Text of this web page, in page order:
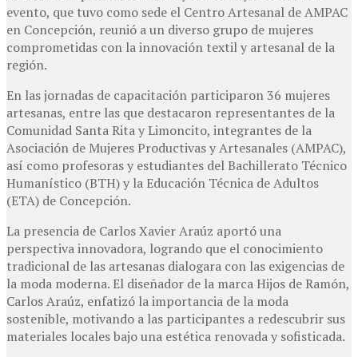
evento, que tuvo como sede el Centro Artesanal de AMPAC
en Concepción, reunió a un diverso grupo de mujeres
comprometidas con la innovación textil y artesanal de la
región.
En las jornadas de capacitación participaron 36 mujeres
artesanas, entre las que destacaron representantes de la
Comunidad Santa Rita y Limoncito, integrantes de la
Asociación de Mujeres Productivas y Artesanales (AMPAC),
así como profesoras y estudiantes del Bachillerato Técnico
Humanístico (BTH) y la Educación Técnica de Adultos
(ETA) de Concepción.
La presencia de Carlos Xavier Araúz aportó una
perspectiva innovadora, logrando que el conocimiento
tradicional de las artesanas dialogara con las exigencias de
la moda moderna. El diseñador de la marca Hijos de Ramón,
Carlos Araúz, enfatizó la importancia de la moda
sostenible, motivando a las participantes a redescubrir sus
materiales locales bajo una estética renovada y sofisticada.